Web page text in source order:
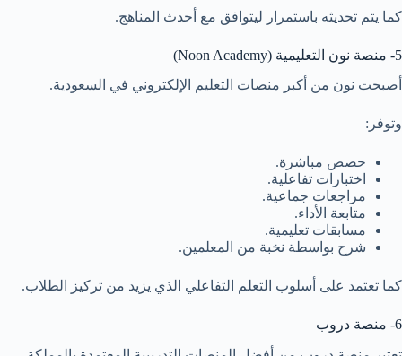
كما يتم تحديثه باستمرار ليتوافق مع أحدث المناهج.
5- منصة نون التعليمية (Noon Academy)
أصبحت نون من أكبر منصات التعليم الإلكتروني في السعودية.
وتوفر:
حصص مباشرة.
اختبارات تفاعلية.
مراجعات جماعية.
متابعة الأداء.
مسابقات تعليمية.
شرح بواسطة نخبة من المعلمين.
كما تعتمد على أسلوب التعلم التفاعلي الذي يزيد من تركيز الطلاب.
6- منصة دروب